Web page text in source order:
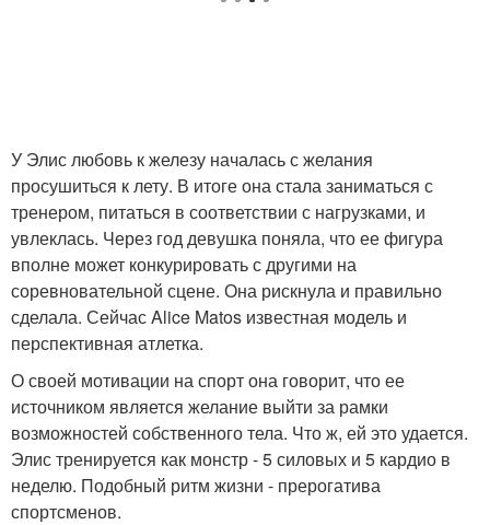
У Элис любовь к железу началась с желания
просушиться к лету. В итоге она стала заниматься с
тренером, питаться в соответствии с нагрузками, и
увлеклась. Через год девушка поняла, что ее фигура
вполне может конкурировать с другими на
соревновательной сцене. Она рискнула и правильно
сделала. Сейчас Alice Matos известная модель и
перспективная атлетка.
О своей мотивации на спорт она говорит, что ее
источником является желание выйти за рамки
возможностей собственного тела. Что ж, ей это удается.
Элис тренируется как монстр - 5 силовых и 5 кардио в
неделю. Подобный ритм жизни - прерогатива
спортсменов.